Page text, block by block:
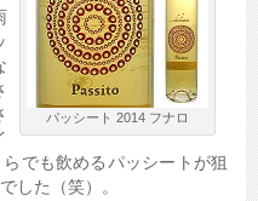
パッシート 2014 フナロ
でも飲めるパッシートが狙
した（笑）。